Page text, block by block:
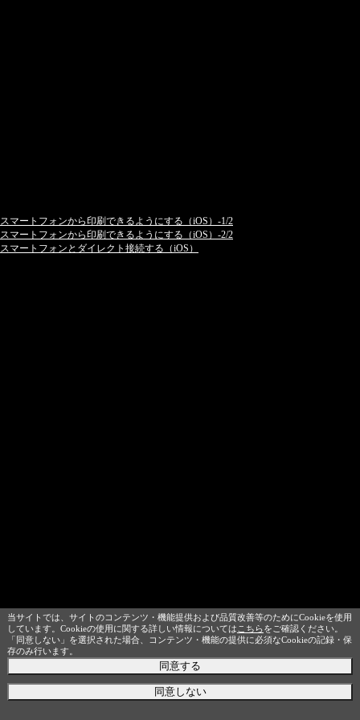
当サイトでは、サイトのコンテンツ・機能提供および品質改善等のためにCookieを使用
しています。Cookieの使用に関する詳しい情報については こちらをご確認ください。
「同意しない」を選択された場合、コンテンツ・機能の提供に必須なCookieの記録・保
存のみ行います。
同意する
同意しない
スマートフォンから印刷できるようにする（iOS）-1/2
スマートフォンから印刷できるようにする（iOS）-2/2
スマートフォンとダイレクト接続する（iOS）